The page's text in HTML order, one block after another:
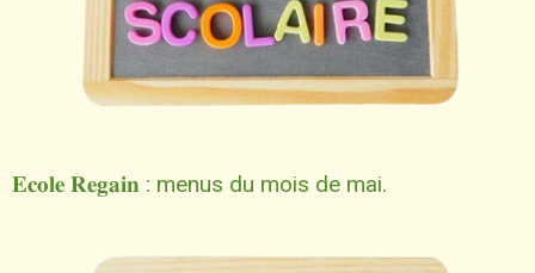
𝐄𝐜𝐨𝐥𝐞 𝐑𝐞𝐠𝐚𝐢𝐧 : menus du mois de mai.